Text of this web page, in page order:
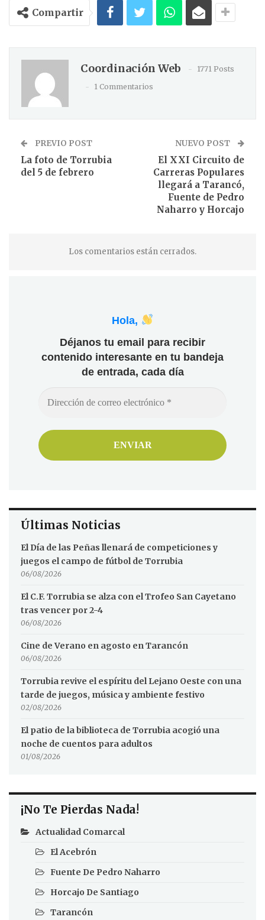
Compartir
Coordinación Web
1771 Posts
1 Commentarios
PREVIO POST
La foto de Torrubia
del 5 de febrero
NUEVO POST
El XXI Circuito de
Carreras Populares
llegará a Tarancó,
Fuente de Pedro
Naharro y Horcajo
Los comentarios están cerrados.
Hola,
Déjanos tu email para recibir
contenido interesante en tu bandeja
de entrada, cada día
Últimas Noticias
El Día de las Peñas llenará de competiciones y
juegos el campo de fútbol de Torrubia
06/08/2026
El C.F. Torrubia se alza con el Trofeo San Cayetano
tras vencer por 2-4
06/08/2026
Cine de Verano en agosto en Tarancón
06/08/2026
Torrubia revive el espíritu del Lejano Oeste con una
tarde de juegos, música y ambiente festivo
02/08/2026
El patio de la biblioteca de Torrubia acogió una
noche de cuentos para adultos
01/08/2026
¡No Te Pierdas Nada!
Actualidad Comarcal
El Acebrón
Fuente De Pedro Naharro
Horcajo De Santiago
Tarancón